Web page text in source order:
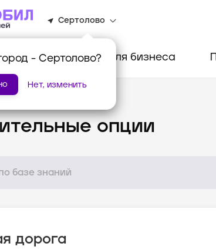
Сертолово
- Сертолово?
Нет, изменить
Водителям Для бизнеса
оказания услуг
опции
дорога